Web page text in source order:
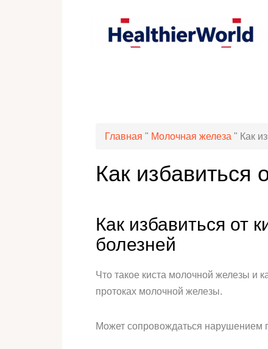
Главная " Молочная железа " Как
Как избавиться
Как избавиться от
болезней
Что такое киста молочной железы и
протоках молочной железы.
Может сопровождаться нарушением